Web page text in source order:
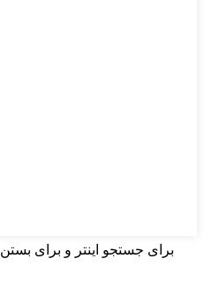
برای جستجو اینتر و برای بستن